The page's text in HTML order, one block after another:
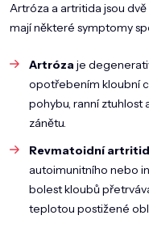
Artróza a artritida jsou
mají některé symptomy
Artrózaje
opotřebením kloubní
pohybu, ranní ztuhlost
zánětu.
Revmatoidní
autoimunitního nebo
bolest kloubů
teplotou postižené